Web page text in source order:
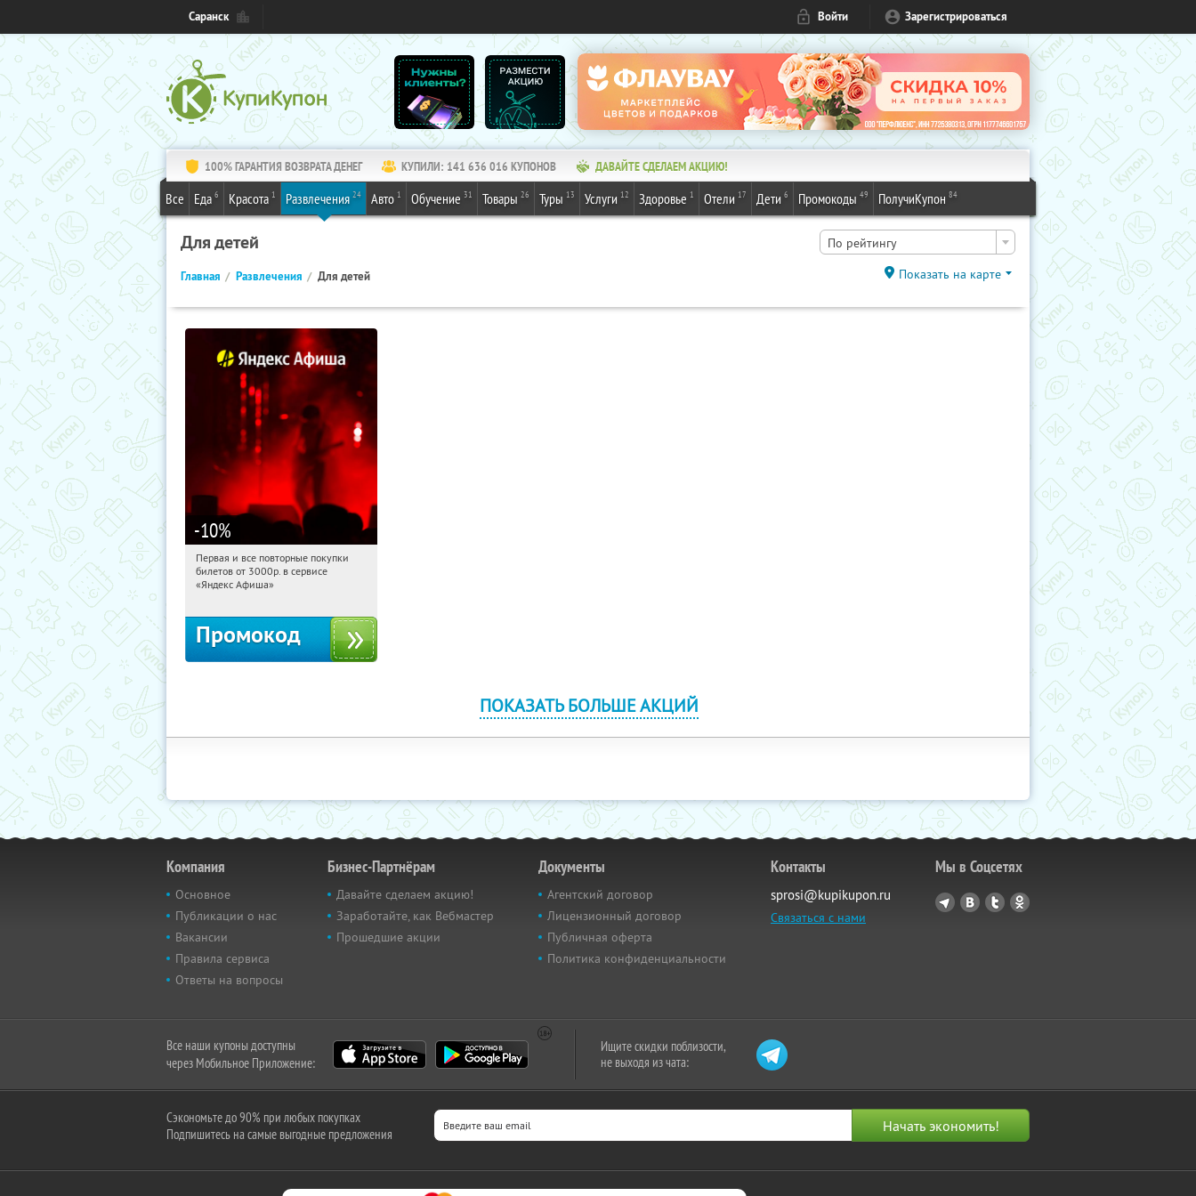
Саранск Войти Зарегистрироваться
100% ГАРАНТИЯ ВОЗВРАТА ДЕНЕГ КУПИЛИ: 141 636 016 КУПОНОВ ДАВАЙТЕ СДЕЛАЕМ АКЦИЮ!
Все Еда 6 Красота 1 Развлечения 24 Авто 1 Обучение 31 Товары 26 Туры 13 Услуги 12 Здоровье 1 Отели 17 Дети 6 Промокоды 49 ПолучиКупон 84
Для детей По рейтингу
Главная Развлечения Для детей Показать на карте
-10%
14:58:06 Получили:
Россия
Первая и все повторные покупки
билетов от 3000р. в сервисе
«Яндекс Афиша»
Промокод
ПОКАЗАТЬ БОЛЬШЕ АКЦИЙ
Компания
Основное
Публикации о нас
Вакансии
Правила сервиса
Ответы на вопросы
Бизнес-Партнёрам
Давайте сделаем акцию!
Заработайте, как Вебмастер
Прошедшие акции
Документы
Агентский договор
Лицензионный договор
Публичная оферта
Политика конфиденциальности
Контакты
sprosi@kupikupon.ru
Связаться с нами
Мы в Соцсетях
Все наши купоны доступны
через Мобильное Приложение:
Ищите скидки поблизости,
не выходя из чата:
Сэкономьте до 90% при любых покупках
Подпишитесь на самые выгодные предложения